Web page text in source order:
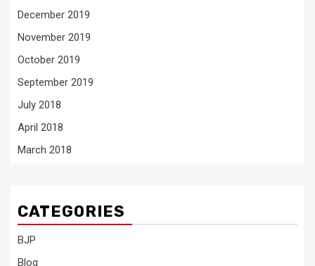
December 2019
November 2019
October 2019
September 2019
July 2018
April 2018
March 2018
CATEGORIES
BJP
Blog